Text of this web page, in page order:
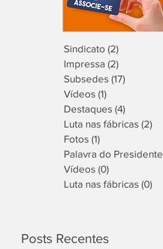
Sindicato (2)
Impressa (2)
Subsedes (17)
Vídeos (1)
Destaques (4)
Luta nas fábricas (2)
Fotos (1)
Palavra do Presidente
Vídeos (0)
Luta nas fábricas (0)
Posts Recentes